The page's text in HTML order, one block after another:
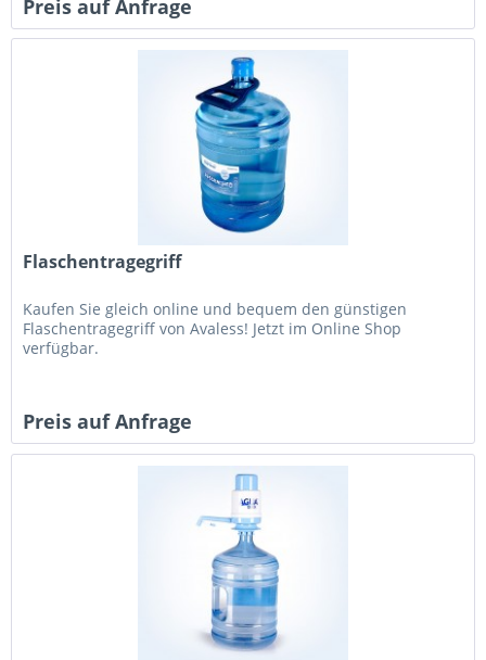
Preis auf Anfrage
Flaschentragegriff
Kaufen Sie gleich online und bequem den günstigen
Flaschentragegriff von Avaless! Jetzt im Online Shop
verfügbar.
Preis auf Anfrage